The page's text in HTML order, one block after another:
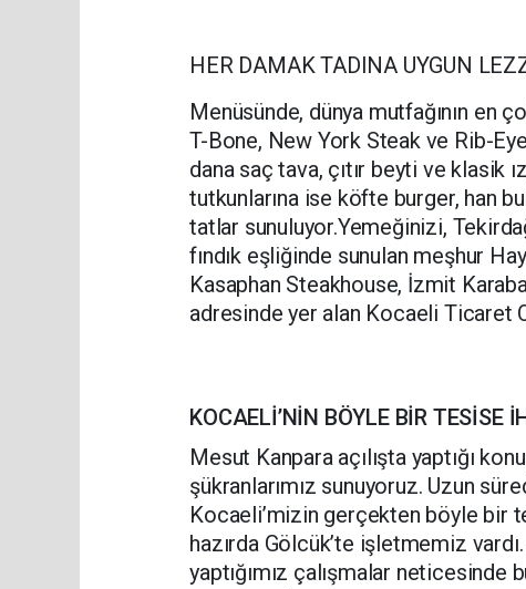
HER DAMAK TADINA UYGUN
Menüsünde, dünya mutfağının en
T-Bone, New York Steak ve Rib-
dana saç tava, çıtır beyti ve klasik
tutkunlarına ise köfte burger, han
tatlar sunuluyor.Yemeğinizi,
fındık eşliğinde sunulan meşhur
Kasaphan Steakhouse, İzmit
adresinde yer alan Kocaeli Ticaret
KOCAELİ’NİN BÖYLE BİR TESİSE
Mesut Kanpara açılışta yaptığı
şükranlarımız sunuyoruz. Uzun
Kocaeli’mizin gerçekten böyle bir
hazırda Gölcük’te işletmemiz
yaptığımız çalışmalar neticesinde